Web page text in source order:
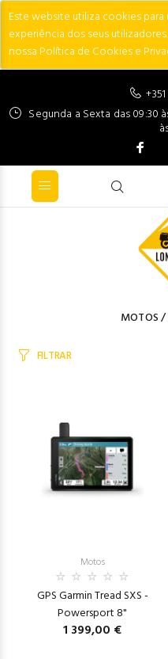
Este website utiliza cookies
experiência dos seus
nossa Política de Cookies e
Segunda a Sexta das 09:30
MOTOS/
FILTRAR
Motos
GPS Garmin Tread SXS -
Powersport 8"
1 399,00 €